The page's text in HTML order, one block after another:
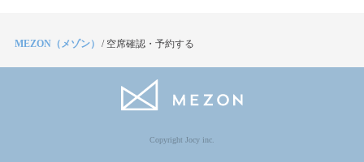
MEZON（メゾン） / 空席確認・予約する
Copyright Jocy inc.